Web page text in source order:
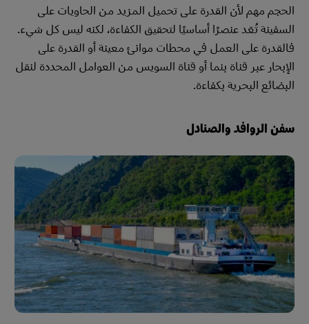
الحجم مهم لأن القدرة على تحميل المزيد من الحاويات على
السفينة تُعَد عنصرًا أساسيًا لتحقيق الكفاءة، لكنه ليس كل شيء.
فالقدرة على العمل في محطات موانئ معينة أو القدرة على
الإبحار عبر قناة بنما أو قناة السويس من العوامل المحددة لنقل
البضائع البحرية بكفاءة.
سفن الروافد والصنادل